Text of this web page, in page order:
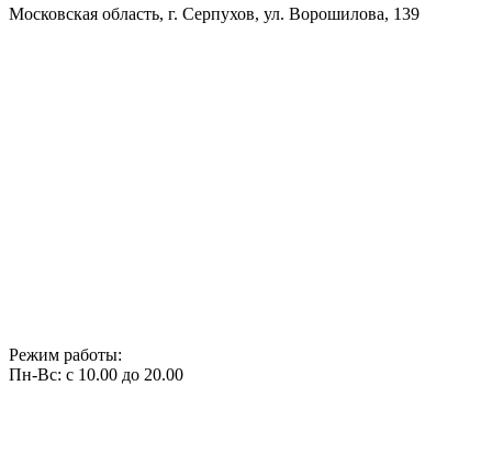
Московская область, г. Серпухов, ул. Ворошилова, 139
Режим работы:
Пн-Вс: с 10.00 до 20.00